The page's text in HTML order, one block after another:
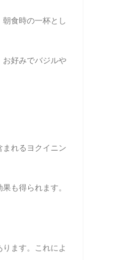
食時の一杯とし
好みでバジルや
れるヨクイニン
も得られます。
ます。これによ